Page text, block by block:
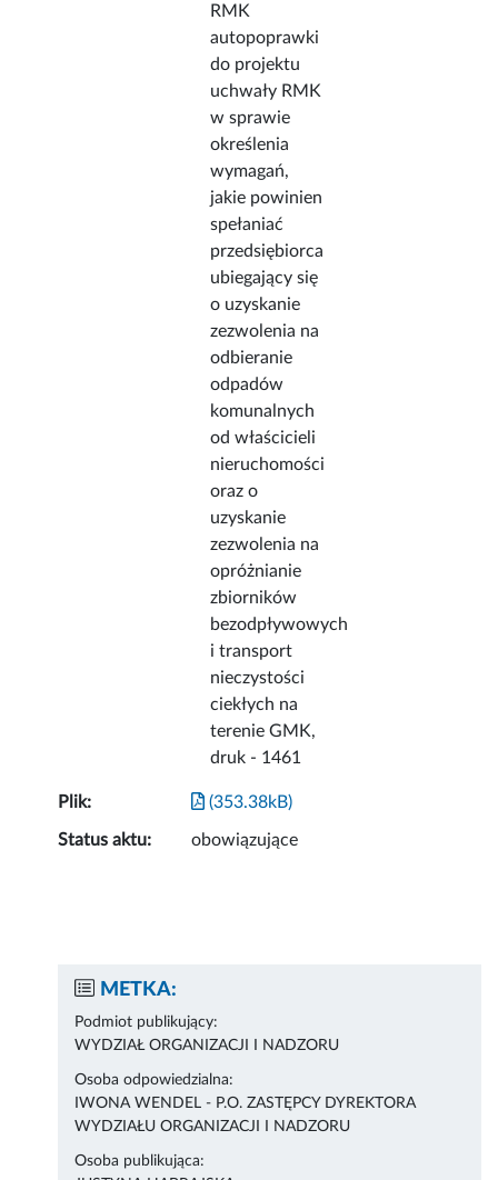
RMK
autopoprawki
do projektu
uchwały RMK
w sprawie
określenia
wymagań,
jakie powinien
spełaniać
przedsiębiorca
ubiegający się
o uzyskanie
zezwolenia na
odbieranie
odpadów
komunalnych
od właścicieli
nieruchomości
oraz o
uzyskanie
zezwolenia na
opróżnianie
zbiorników
bezodpływowych
i transport
nieczystości
ciekłych na
terenie GMK,
druk - 1461
Plik: (353.38kB)
Status aktu: obowiązujące
METKA:
Podmiot publikujący:
WYDZIAŁ ORGANIZACJI I NADZORU
Osoba odpowiedzialna:
IWONA WENDEL - P.O. ZASTĘPCY DYREKTORA
WYDZIAŁU ORGANIZACJI I NADZORU
Osoba publikująca: